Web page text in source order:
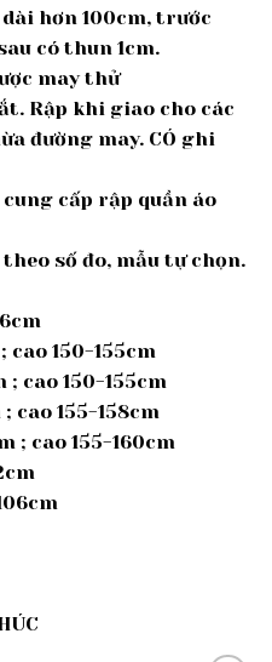
hơn 100cm, trước
có thun 1cm.
may thử
Rập khi giao cho các
đường may. CÓ ghi
cấp rập quần áo
số đo, mẫu tự chọn.
cao 150-155cm
cao 150-155cm
cao 155-158cm
; cao 155-160cm